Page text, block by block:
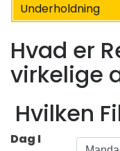
Underholdning
Hvad er
virkelige
Hvilken
Dag I